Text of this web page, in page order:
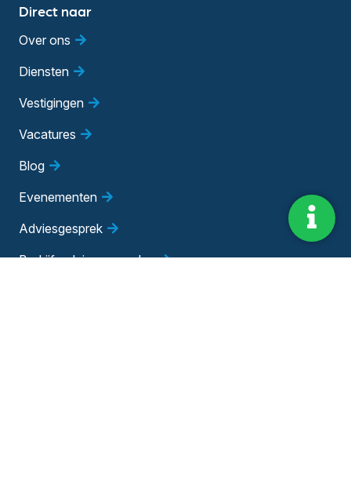
Direct naar
Over ons
Diensten
Vestigingen
Vacatures
Blog
Evenementen
Adviesgesprek
Bedrijfsadviseur worden